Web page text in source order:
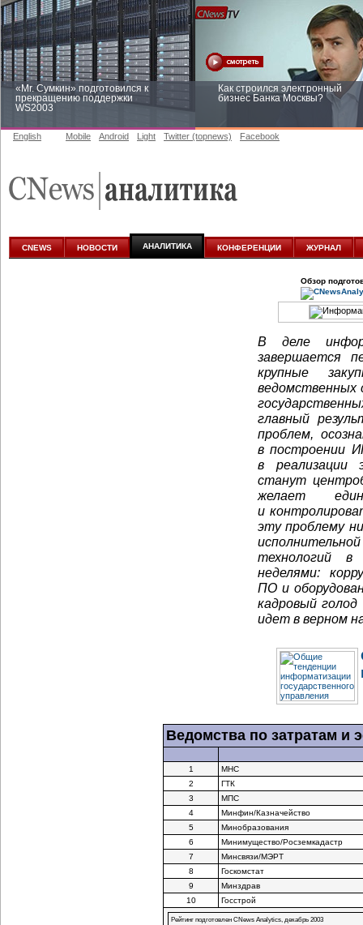
«Mr. Сумкин» подготовился к
прекращению поддержки
WS2003
Как строился электронный
бизнес Банка Москвы?
аналитике
English Mobile Android Light Twitter (topnews) Facebook
CNEWS НОВОСТИ АНАЛИТИКА КОНФЕРЕНЦИИ ЖУРНАЛ
Обзор
В деле
завершается
крупные
ведомственных
главный
проблем,
в построении
в реализации
станут
желает
и
эту проблему
технологий в
неделями:
ПО и
кадровый
идет в верном
Ведомства по затратам
1
МНС
2
ГТК
3
МПС
4
Минфин/Казначейство
5
Минобразования
6
Минимущество/Росземкадастр
7
Минсвязи/МЭРТ
8
Госкомстат
9
Минздрав
10
Госстрой
Рейтинг подготовлен CNews Analytics, декабрь 2003